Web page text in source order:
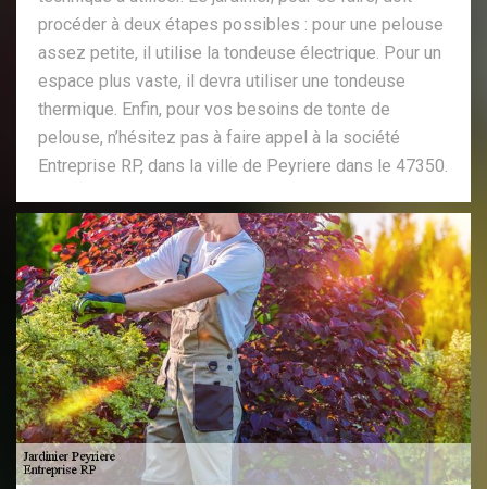
procéder à deux étapes possibles : pour une pelouse
assez petite, il utilise la tondeuse électrique. Pour un
espace plus vaste, il devra utiliser une tondeuse
thermique. Enfin, pour vos besoins de tonte de
pelouse, n’hésitez pas à faire appel à la société
Entreprise RP, dans la ville de Peyriere dans le 47350.